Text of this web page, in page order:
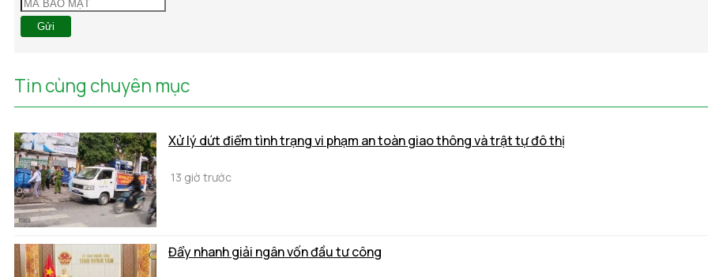
Gửi
Tin cùng chuyên mục
Xử lý dứt điểm tình trạng vi phạm an toàn giao thông và trật tự đô thị
13 giờ trước
Đẩy nhanh giải ngân vốn đầu tư công